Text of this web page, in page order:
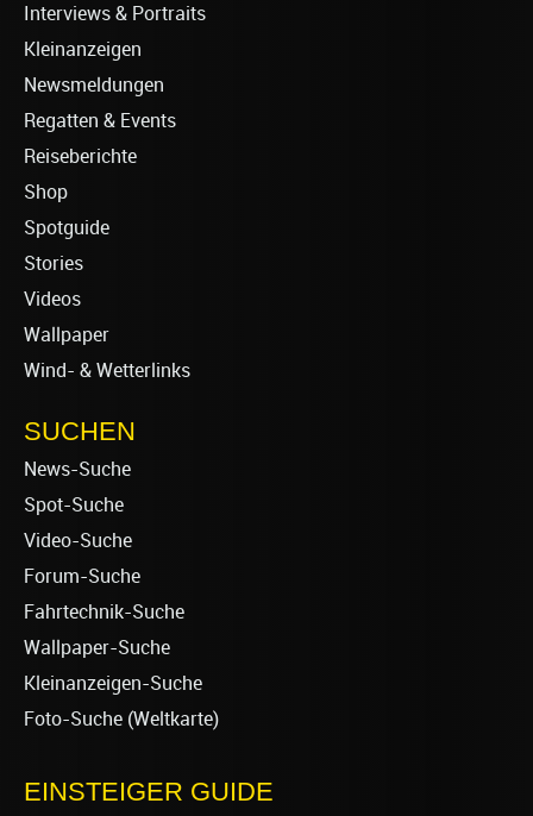
Interviews & Portraits
Kleinanzeigen
Newsmeldungen
Regatten & Events
Reiseberichte
Shop
Spotguide
Stories
Videos
Wallpaper
Wind- & Wetterlinks
SUCHEN
News-Suche
Spot-Suche
Video-Suche
Forum-Suche
Fahrtechnik-Suche
Wallpaper-Suche
Kleinanzeigen-Suche
Foto-Suche (Weltkarte)
EINSTEIGER GUIDE